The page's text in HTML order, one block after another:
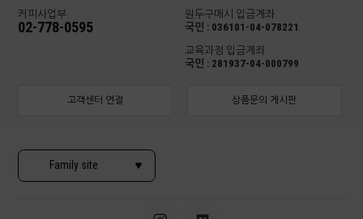
커피사업부
02-778-0595
원두구매시 입금계좌
국민 : 036101-04-078221
교육과정 입금계좌
국민 : 281937-04-000799
고객센터 연결 상품문의 게시판
Family site